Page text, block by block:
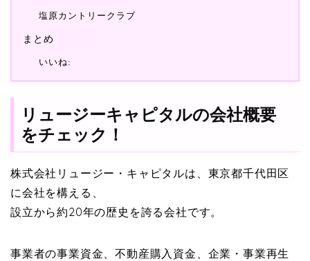
塩原カントリークラブ
まとめ
いいね:
リュージーキャピタルの会社概要
をチェック！
株式会社リュージー・キャピタルは、東京都千代田区
に会社を構える、
設立から約20年の歴史を誇る会社です。
事業者の事業資金、不動産購入資金、企業・事業再生